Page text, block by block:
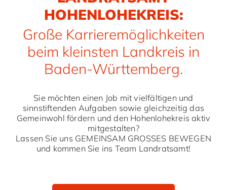
HOHENLOHEKREIS:
Große Karrieremöglichkeiten
beim kleinsten Landkreis in
Baden-Württemberg.
Sie möchten einen Job mit vielfältigen und
sinnstiftenden Aufgaben sowie gleichzeitig das
Gemeinwohl fördern und den Hohenlohekreis aktiv
mitgestalten?
Lassen Sie uns GEMEINSAM GROSSES BEWEGEN
und kommen Sie ins Team Landratsamt!